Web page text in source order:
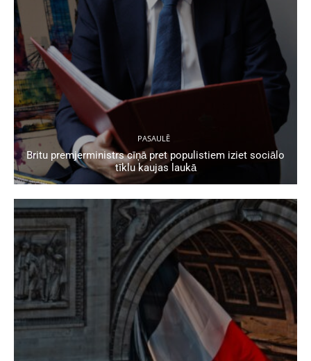
PASAULĒ
Britu premjerministrs cīņā pret populistiem iziet sociālo
tīklu kaujas laukā